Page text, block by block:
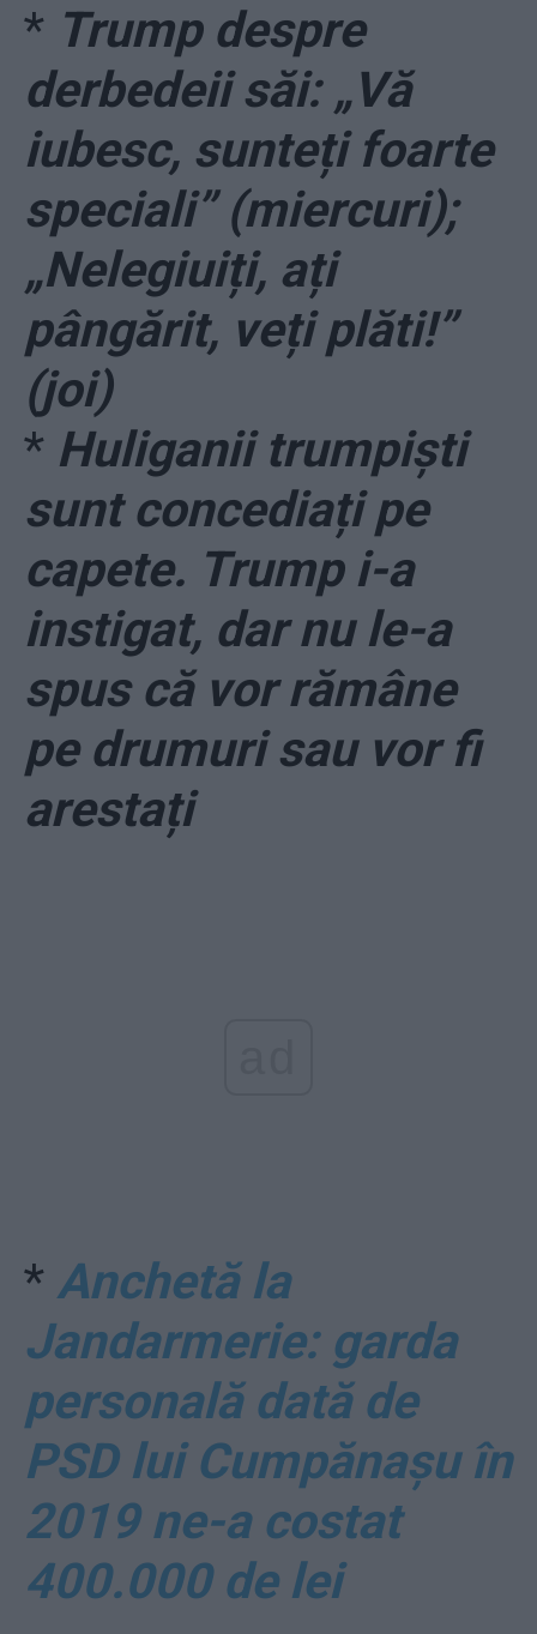
* Trump despre
derbedeii săi: „Vă
iubesc, sunteți foarte
speciali” (miercuri);
„Nelegiuiți, ați
pângărit, veți plăti!”
(joi)
* Huliganii trumpiști
sunt concediați pe
capete. Trump i-a
instigat, dar nu le-a
spus că vor rămâne
pe drumuri sau vor fi
arestați
* Anchetă la
Jandarmerie: garda
personală dată de
PSD lui Cumpănașu în
2019 ne-a costat
400.000 de lei